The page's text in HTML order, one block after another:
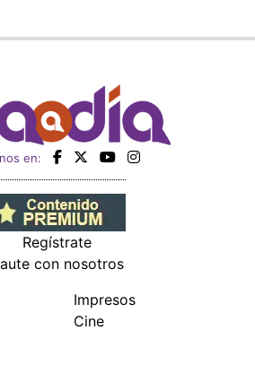
en:
Regístrate
con nosotros
Impresos
Cine